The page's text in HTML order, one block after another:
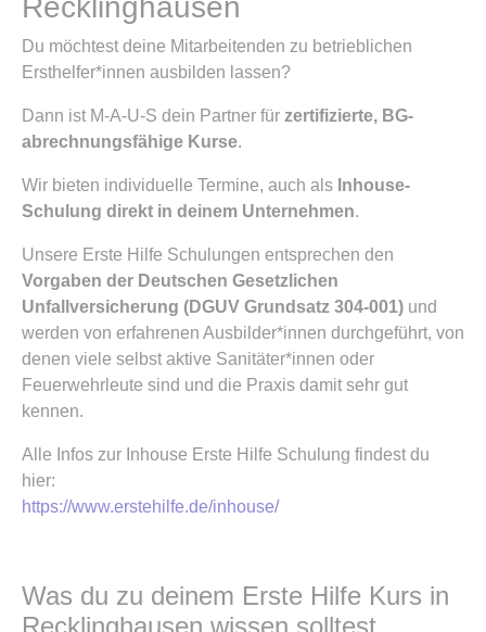
Recklinghausen
Du möchtest deine Mitarbeitenden zu betrieblichen
Ersthelfer*innen ausbilden lassen?
Dann ist M-A-U-S dein Partner für zertifizierte, BG-
abrechnungsfähige Kurse.
Wir bieten individuelle Termine, auch als Inhouse-
Schulung direkt in deinem Unternehmen.
Unsere Erste Hilfe Schulungen entsprechen den
Vorgaben der Deutschen Gesetzlichen
Unfallversicherung (DGUV Grundsatz 304-001) und
werden von erfahrenen Ausbilder*innen durchgeführt, von
denen viele selbst aktive Sanitäter*innen oder
Feuerwehrleute sind und die Praxis damit sehr gut
kennen.
Alle Infos zur Inhouse Erste Hilfe Schulung findest du
hier:
https://www.erstehilfe.de/inhouse/
Was du zu deinem Erste Hilfe Kurs in
Recklinghausen wissen solltest